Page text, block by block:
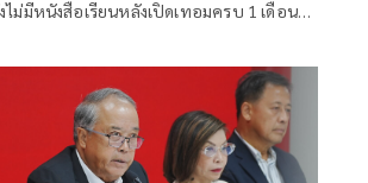
ไม่มีหนังสือเรียนหลังเปิดเทอมครบ 1 เดือน
เฟียในกระทรวงศึกษา นัดถกบอร์ด สกสค.
ทุกข้อกล่าวหา